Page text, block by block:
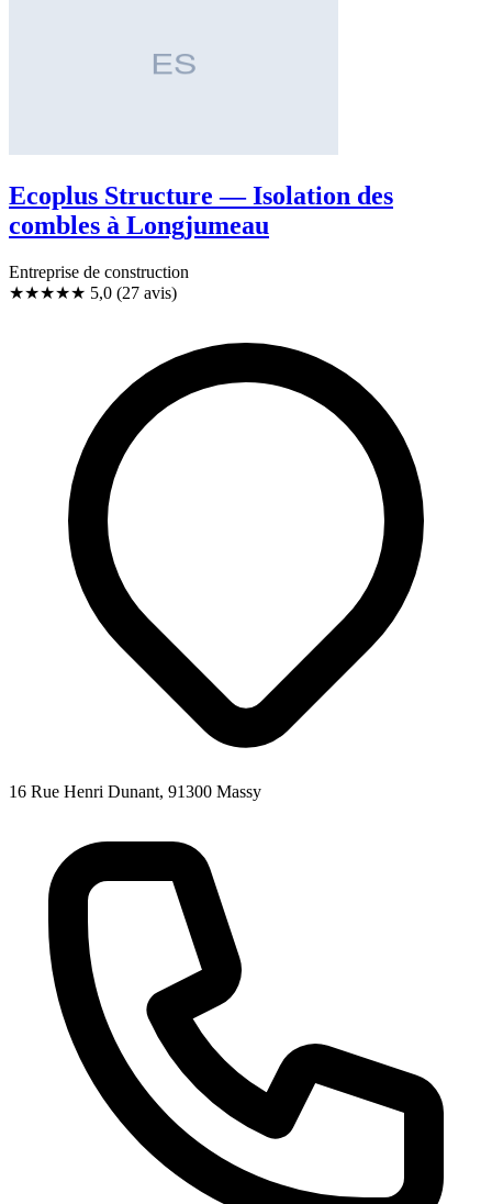
Ecoplus Structure — Isolation des
combles à Longjumeau
Entreprise de construction
★★★★★ 5,0 (27 avis)
16 Rue Henri Dunant, 91300 Massy